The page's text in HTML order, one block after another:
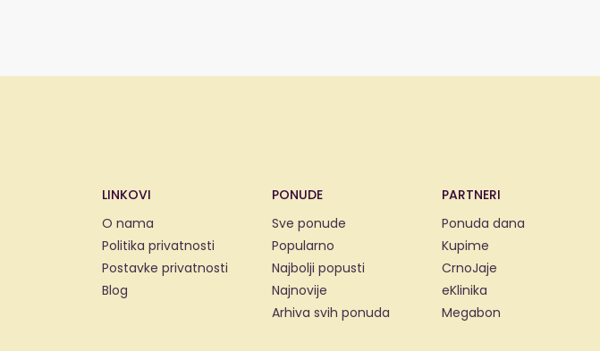
LINKOVI
O nama
Politika privatnosti
Postavke privatnosti
Blog
PONUDE
Sve ponude
Popularno
Najbolji popusti
Najnovije
Arhiva svih ponuda
PARTNERI
Ponuda dana
Kupime
CrnoJaje
eKlinika
Megabon